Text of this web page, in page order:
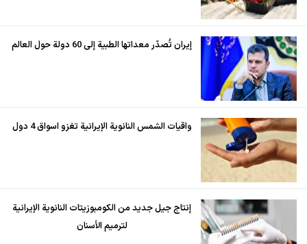
إيران تُصدّر معداتها الطبية إلى 60 دولة حول العالم
واقيات الشمس النانوية الإيرانية تغزو اسواق 4 دول
إنتاج جيل جديد من الكومبوزيتات النانوية الإيرانية
لترميم الأسنان